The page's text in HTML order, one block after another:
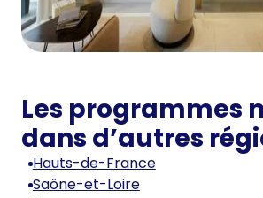
Les programmes
dans d’autres
Hauts-de-France
Saône-et-Loire